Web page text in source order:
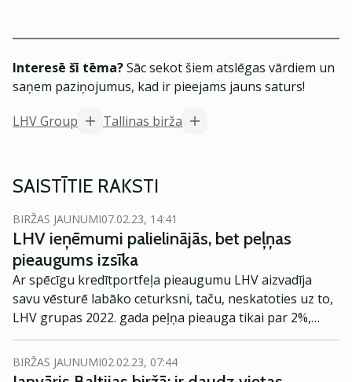
Interesē šī tēma?Sāc sekot šiem atslēgas vārdiem un
saņem paziņojumus, kad ir pieejams jauns saturs!
LHV Group
Tallinas birža
SAISTĪTIE RAKSTI
BIRŽAS JAUNUMI07.02.23, 14:41
LHV ieņēmumi palielinājās, bet peļņas
pieaugums izsīka
Ar spēcīgu kredītportfeļa pieaugumu LHV aizvadīja
savu vēsturē labāko ceturksni, taču, neskatoties uz to,
LHV grupas 2022. gada peļņa pieauga tikai par 2%,
salīdzinot ar 51.5% gadu iepriekš. LHV aktīvu apjoms
gada laikā samazinājās par 710 milj. eiro.
BIRŽAS JAUNUMI02.02.23, 07:44